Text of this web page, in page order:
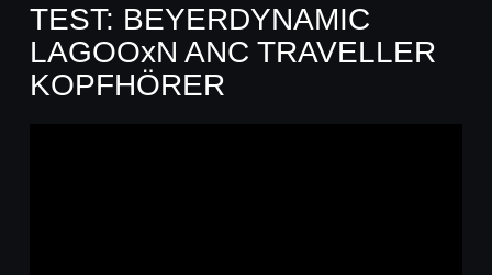
TEST: BEYERDYNAMIC
LAGOOxN ANC TRAVELLER
KOPFHÖRER